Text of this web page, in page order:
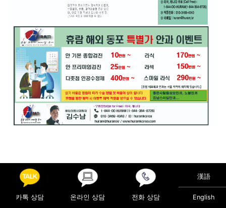
Posted in 의료정보
카톡 상담 온라인 상담 전화 상담
漢語
English